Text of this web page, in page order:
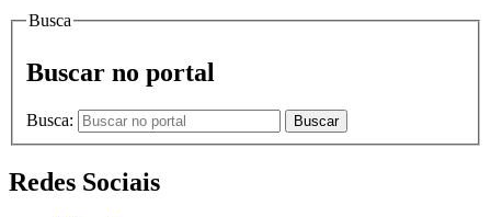
Busca
Buscar no portal
Busca: Buscar
Redes Sociais